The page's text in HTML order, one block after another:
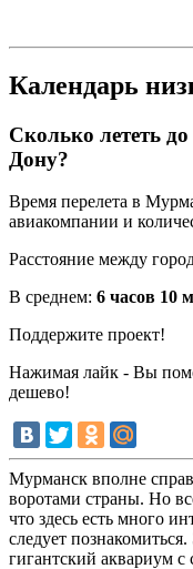
Календарь
Сколько лететь
Дону?
Время перелета в
авиакомпании и
Расстояние между
В среднем: 6 часов 10
Поддержите проект!
Нажимая лайк - Вы
дешево!
Мурманск вполне
воротами страны. Но
что здесь есть много
следует
гигантский аквариум